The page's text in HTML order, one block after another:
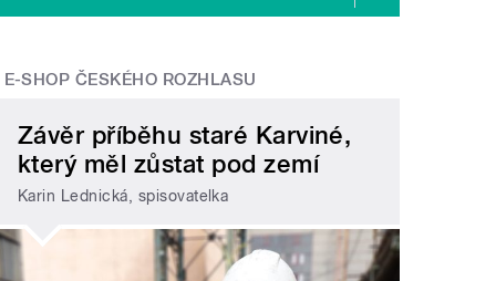
E-SHOP ČESKÉHO ROZHLASU
Závěr příběhu staré Karviné,
který měl zůstat pod zemí
Karin Lednická, spisovatelka